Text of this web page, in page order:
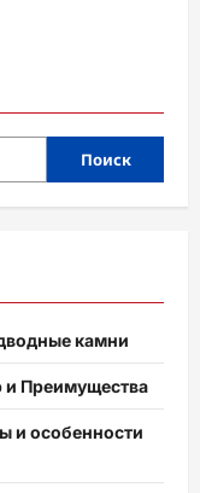
Поиск
камни
и Преимущества
и особенности